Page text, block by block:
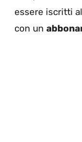
essere iscritti
con un